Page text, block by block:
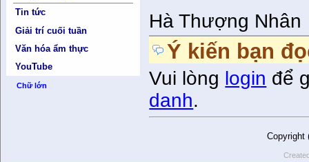
Tin tức
Giải trí cuối tuần
Văn hóa ẩm thực
YouTube
Chữ lớn
Hà Thượng Nhân
Ý kiến bạn
Vui lòng login để
danh.
Copyright